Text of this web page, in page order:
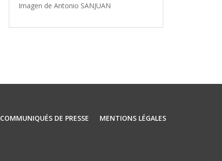
Imagen de Antonio SANJUAN
COMMUNIQUÉS DE PRESSE MENTIONS LÉGALES